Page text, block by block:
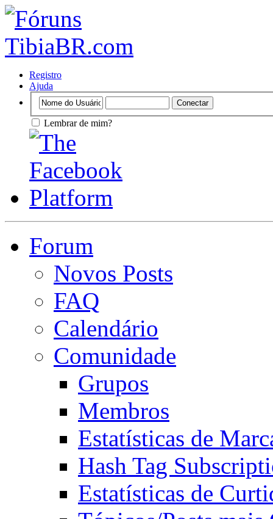
Registro
Ajuda
Lembrar de mim?
Forum
Novos Posts
FAQ
Calendário
Comunidade
Grupos
Membros
Estatísticas de
Hash Tag
Estatísticas de